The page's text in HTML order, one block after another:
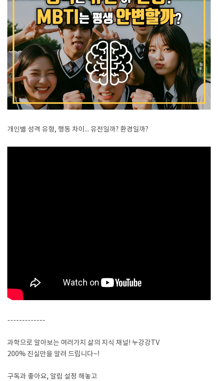
개인별 성격 유형, 행동 차이... 유전일까? 환경일까?
-------------
과학으로 알아보는 여러가지 삶의 지식 채널! 누강강TV
200% 진실만을 알려 드립니다~!
구독과 좋아요, 알림 설정 해놓고